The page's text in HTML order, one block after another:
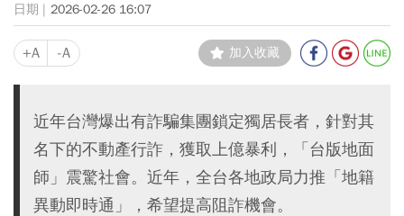
2026-02-26 16:07
+A -A 加入收藏
近年台灣爆出有詐騙集團鎖定獨居長者，針對其
名下的不動產行詐，獲取上億暴利，「台版地面
師」震驚社會。近年，全台各地政局力推「地籍
異動即時通」，希望提高阻詐機會。